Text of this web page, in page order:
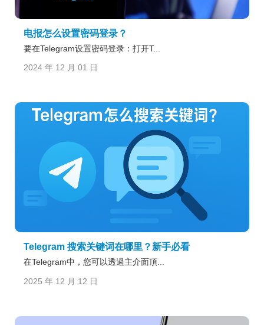
电报怎么设置密码登录？
要在Telegram设置密码登录：打开T...
2024 年 12 月 01 日
Telegram 搜索关键词在哪里？新手必看
在Telegram中，您可以透過主介面頂...
2025 年 12 月 12 日